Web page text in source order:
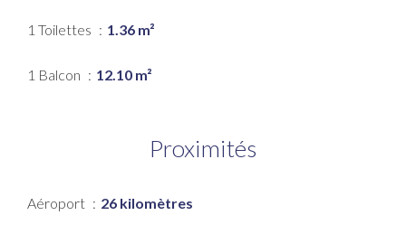
1 Toilettes 1.36 m²
1 Balcon 12.10 m²
Proximités
Aéroport 26 kilomètres